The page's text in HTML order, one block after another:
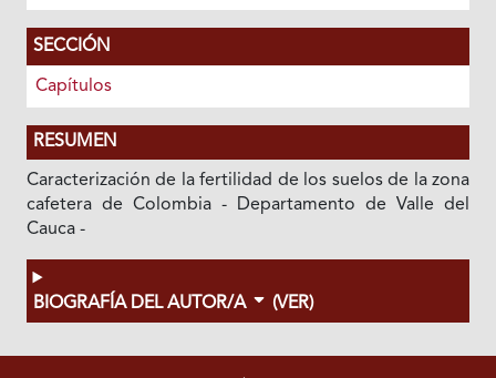
SECCIÓN
Capítulos
RESUMEN
Caracterización de la fertilidad de los suelos de la zona
cafetera de Colombia - Departamento de Valle del
Cauca -
BIOGRAFÍA DEL AUTOR/A (VER)